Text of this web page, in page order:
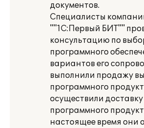
документов.
Специалисты
""1С:Первый БИТ""
консультацию по
программного
вариантов его
выполнили продажу
программного
осуществили доставку
программного
настоящее время они